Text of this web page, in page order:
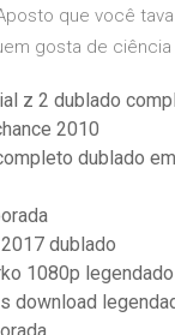
que você
gosta de ciência
z 2 dublado
2010
dublado
dublado
1080p legendado
download